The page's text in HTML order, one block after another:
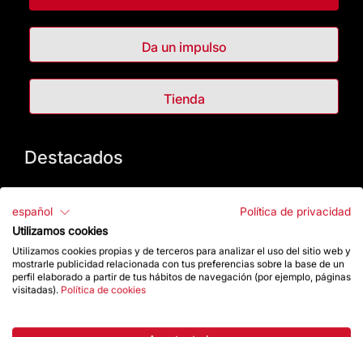
Da un impulso
Tienda
Destacados
Preguntas frecuentes
Atención al Visitante
español
Política de privacidad
Utilizamos cookies
Utilizamos cookies propias y de terceros para analizar el uso del sitio web y
mostrarle publicidad relacionada con tus preferencias sobre la base de un
perfil elaborado a partir de tus hábitos de navegación (por ejemplo, páginas
visitadas). Política de cookies